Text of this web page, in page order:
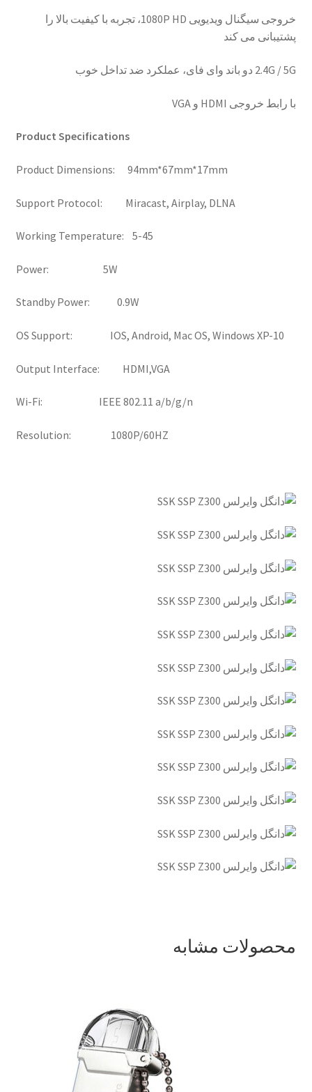
خروجی سیگنال ویدیویی 1080P HD، تجربه با کیفیت بالا را
پشتیبانی می کند
2.4G / 5G دو باند وای فای، عملکرد ضد تداخل خوب
با رابط خروجی HDMI و VGA
Product Specifications
Product Dimensions: 94mm*67mm*17mm
Support Protocol: Miracast, Airplay, DLNA
Working Temperature: 5-45
Power: 5W
Standby Power: 0.9W
OS Support: IOS, Android, Mac OS, Windows XP-10
Output Interface: HDMI,VGA
Wi-Fi: IEEE 802.11 a/b/g/n
Resolution: 1080P/60HZ
محصولات مشابه